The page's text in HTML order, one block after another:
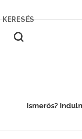
Ismerős?
KERESÉS